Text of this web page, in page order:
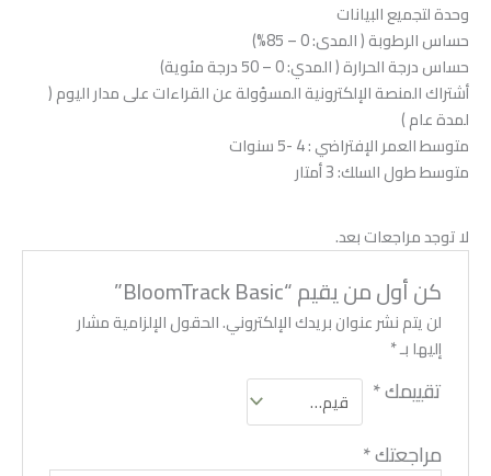
وحدة لتجميع البيانات
حساس الرطوبة ( المدى: 0 – 85%)
حساس درجة الحرارة ( المدي: 0 – 50 درجة مئوية)
أشتراك المنصة الإلكترونية المسؤولة عن القراءات على مدار اليوم (
لمدة عام )
متوسط العمر الإفتراضي : 4 -5 سنوات
متوسط طول السلك: 3 أمتار
لا توجد مراجعات بعد.
كن أول من يقيم “BloomTrack Basic”
لن يتم نشر عنوان بريدك الإلكتروني.الحقول الإلزامية مشار
إليها بـ*
تقييمك*
مراجعتك*